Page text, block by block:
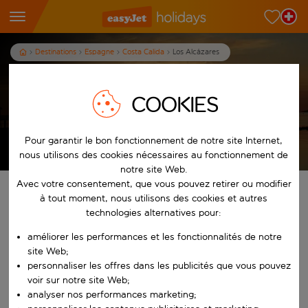
Destinations Espagne Costa Calida Los Alcázares
Afficher les vacances
Trouvez votre séjour de rêve
Commencez à taper pour la saisie automatique. Lorsque les
Vers
COOKIES
Pour garantir le bon fonctionnement de notre site Internet,
nous utilisons des cookies nécessaires au fonctionnement de
notre site Web.
Avec votre consentement, que vous pouvez retirer ou modifier
à tout moment, nous utilisons des cookies et autres
technologies alternatives pour:
améliorer les performances et les fonctionnalités de notre
site Web;
personnaliser les offres dans les publicités que vous pouvez
voir sur notre site Web;
analyser nos performances marketing;